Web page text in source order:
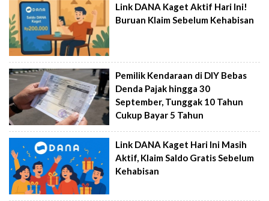
Link DANA Kaget Aktif Hari Ini!
Buruan Klaim Sebelum Kehabisan
Pemilik Kendaraan di DIY Bebas
Denda Pajak hingga 30
September, Tunggak 10 Tahun
Cukup Bayar 5 Tahun
Link DANA Kaget Hari Ini Masih
Aktif, Klaim Saldo Gratis Sebelum
Kehabisan